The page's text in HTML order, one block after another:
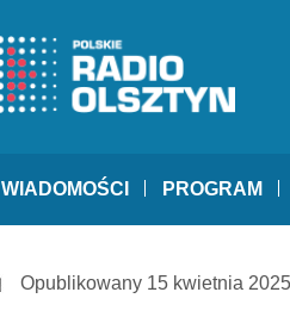
WIADOMOŚCI PROGRAM
Opublikowany 15 kwietnia 2025